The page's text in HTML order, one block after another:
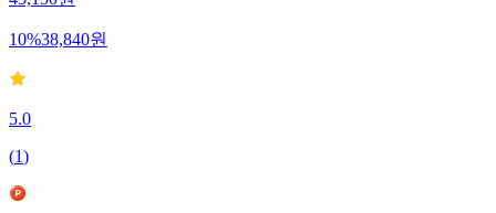
43,150원
10%38,840원
5.0
(1)